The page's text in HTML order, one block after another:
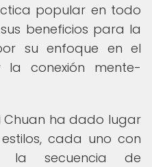
popular en todo
beneficios para la
su enfoque en el
la conexión mente-
Chuan ha dado lugar
cada uno con
la secuencia de